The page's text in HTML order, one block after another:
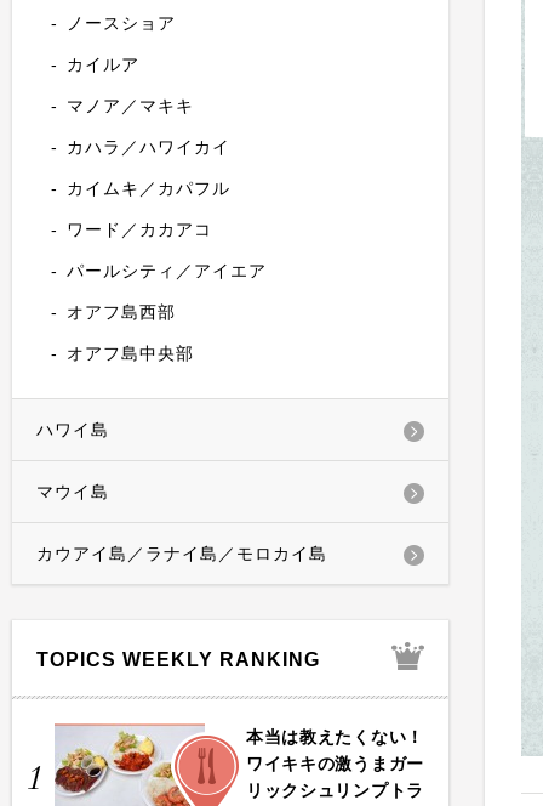
ノースショア
カイルア
マノア／マキキ
カハラ／ハワイカイ
カイムキ／カパフル
ワード／カカアコ
パールシティ／アイエア
オアフ島西部
オアフ島中央部
ハワイ島
マウイ島
カウアイ島／ラナイ島／モロカイ島
TOPICS WEEKLY RANKING
1
FOOD
本当は教えたくない！
ワイキキの激うまガー
リックシュリンプトラ